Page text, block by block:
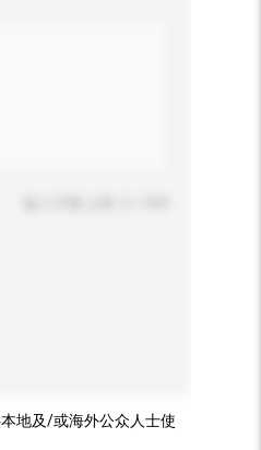
地及/或海外公众人士使